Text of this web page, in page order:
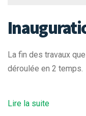
La fin des travaux
déroulée en 2 temps.
Lire la suite